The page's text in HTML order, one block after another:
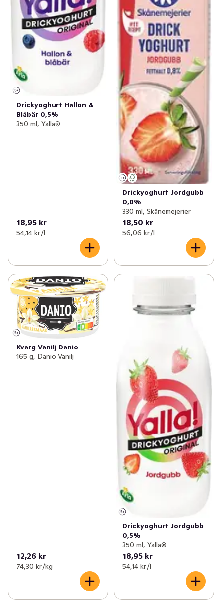
Drickyoghurt Hallon &
Blåbär 0,5%
350 ml, Yalla®
18,95 kr
54,14 kr /l
Drickyoghurt Jordgubb
0,8%
330 ml, Skånemejerier
18,50 kr
56,06 kr /l
Kvarg Vanilj Danio
165 g, Danio Vanilj
12,26 kr
74,30 kr /kg
Drickyoghurt Jordgubb
0,5%
350 ml, Yalla®
18,95 kr
54,14 kr /l